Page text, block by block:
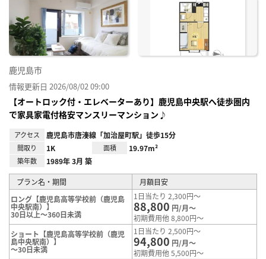
鹿児島市
情報更新日 2026/08/02 09:00
【オートロック付・エレベーターあり】鹿児島中央駅へ徒歩圏内
で家具家電付格安マンスリーマンション♪
アクセス 鹿児島市唐湊線「加治屋町駅」徒歩15分
間取り 1K 面積 19.97m²
築年数 1989年 3月 築
プラン名・期間
月額目安
ロング【鹿児島高等学校前（鹿児島
中央駅南）】
30日以上～360日未満
1日当たり 2,300円～
88,800 円/月～
初期費用他 8,800円～
ショート【鹿児島高等学校前（鹿児
島中央駅南）】
～30日未満
1日当たり 2,500円～
94,800 円/月～
初期費用他 5,500円～